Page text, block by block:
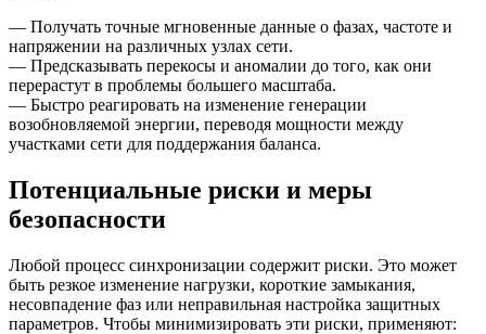
— Получать точные мгновенные данные о фазах, частоте и
напряжении на различных узлах сети.
— Предсказывать перекосы и аномалии до того, как они
перерастут в проблемы большего масштаба.
— Быстро реагировать на изменение генерации
возобновляемой энергии, переводя мощности между
участками сети для поддержания баланса.
Потенциальные риски и меры
безопасности
Любой процесс синхронизации содержит риски. Это может
быть резкое изменение нагрузки, короткие замыкания,
несовпадение фаз или неправильная настройка защитных
параметров. Чтобы минимизировать эти риски, применяют: